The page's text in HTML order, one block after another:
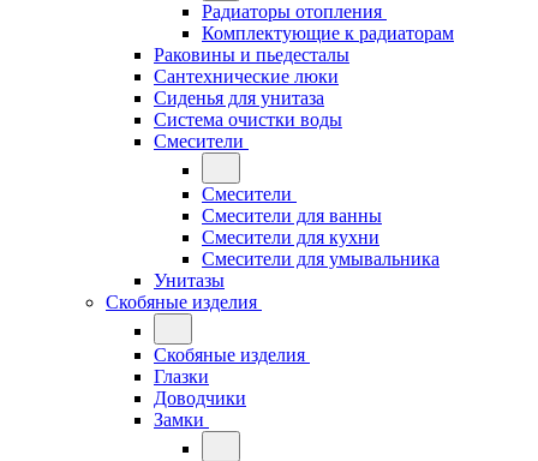
Радиаторы отопления
Комплектующие к радиаторам
Раковины и пьедесталы
Сантехнические люки
Сиденья для унитаза
Система очистки воды
Смесители
Смесители
Смесители для ванны
Смесители для кухни
Смесители для умывальника
Унитазы
Скобяные изделия
Скобяные изделия
Глазки
Доводчики
Замки